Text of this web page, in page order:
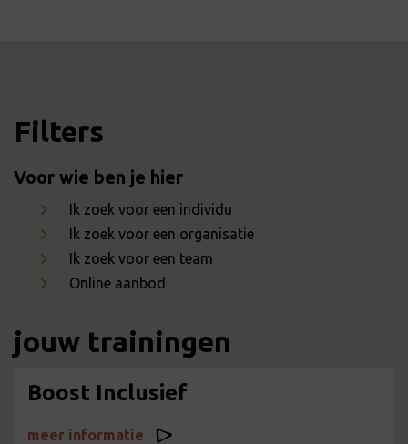
Filters
Voor wie ben je hier
Ik zoek voor een individu
Ik zoek voor een organisatie
Ik zoek voor een team
Online aanbod
jouw trainingen
Boost Inclusief
meer informatie